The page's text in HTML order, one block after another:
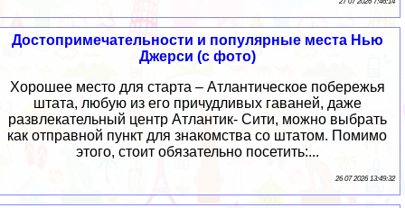
Достопримечательности и популярные места Нью
Джерси (с фото)
Хорошее место для старта – Атлантическое побережья
штата, любую из его причудливых гаваней, даже
развлекательный центр Атлантик- Сити, можно выбрать
как отправной пункт для знакомства со штатом. Помимо
этого, стоит обязательно посетить:...
26 07 2026 13:49:32